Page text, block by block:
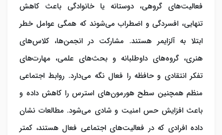
فعالیت‌های گروهی، دوستانه یا خانوادگی باعث کاهش
تنهایی، افسردگی و اضطراب می‌شوند که همگی عوامل خطر
ابتلا به آلزایمر هستند. مشارکت در انجمن‌ها، کلاس‌های
هنری، گروه‌های داوطلبانه و بحث‌های علمی، مهارت‌های
تفکر انتقادی و حافظه را فعال نگه می‌دارد. روابط اجتماعی
منظم همچنین سطح هورمون‌های استرس را کاهش داده و
باعث افزایش حس امنیت و شادی می‌شود. مطالعات نشان
داده افرادی که در فعالیت‌های اجتماعی فعال هستند، کمتر